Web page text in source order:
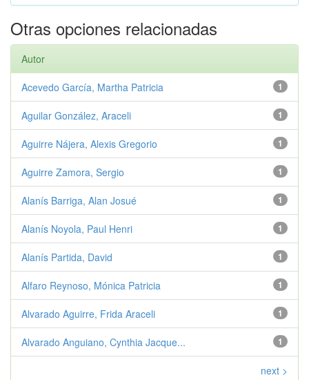
Otras opciones relacionadas
Autor
1
Acevedo García, Martha Patricia
1
Aguilar González, Araceli
1
Aguirre Nájera, Alexis Gregorio
1
Aguirre Zamora, Sergio
1
Alanís Barriga, Alan Josué
1
Alanís Noyola, Paul Henri
1
Alanís Partida, David
1
Alfaro Reynoso, Mónica Patricia
1
Alvarado Aguirre, Frida Araceli
1
Alvarado Anguiano, Cynthia Jacque...
next >